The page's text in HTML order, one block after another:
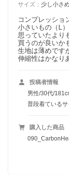
サイズ ： 少し小さめ
コンプレッショ
小さいもの（L）
思っていたより
買うのが良いか
生地は薄めです
伸縮性はかなり
投稿者情報
男性/30代/
普段着ている
購入した商品